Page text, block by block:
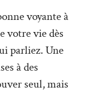
voyante à
votre vie dès
parliez. Une
à des
seul, mais